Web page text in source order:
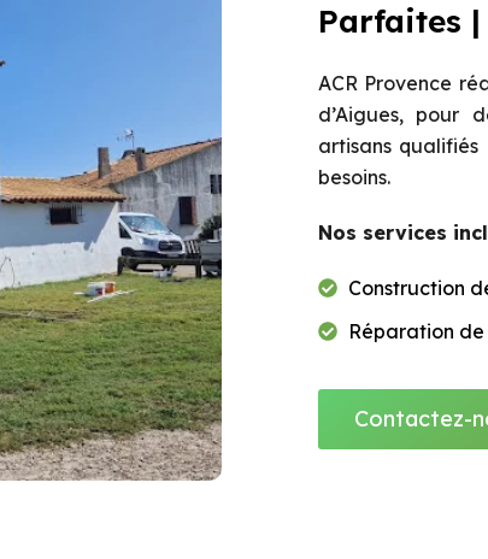
Parfaites
ACR Provence
d’Aigues, pour
artisans
besoins.
Nos services
Construction
Réparation
Contactez-